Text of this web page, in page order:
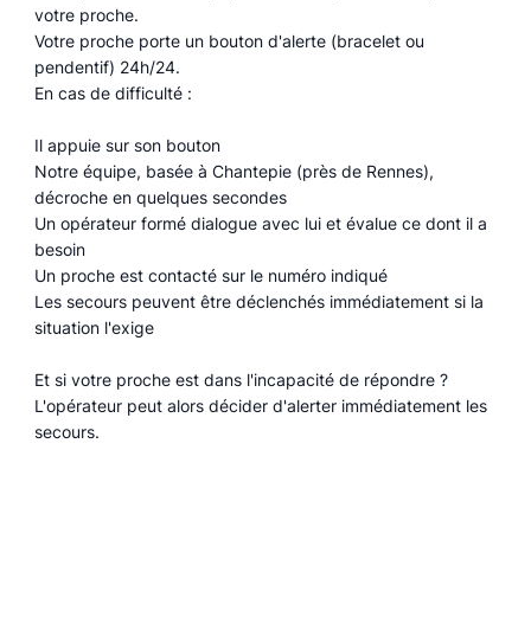
votre proche.
Votre proche porte un bouton d'alerte (bracelet ou
pendentif) 24h/24.
En cas de difficulté :
Il appuie sur son bouton
Notre équipe, basée à Chantepie (près de Rennes),
décroche en quelques secondes
Un opérateur formé dialogue avec lui et évalue ce dont il a
besoin
Un proche est contacté sur le numéro indiqué
Les secours peuvent être déclenchés immédiatement si la
situation l'exige
Et si votre proche est dans l'incapacité de répondre ?
L'opérateur peut alors décider d'alerter immédiatement les
secours.